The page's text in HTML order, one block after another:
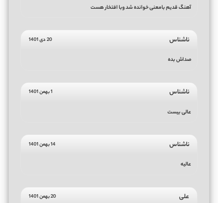
آهنگ قدیم بامعنی خوانده شد وبا افتخار هست
ناشناس 20 دی 1401
صداش بده
ناشناس 1 بهمن 1401
عالی بیست
ناشناس 14 بهمن 1401
عالیه
علی 20 بهمن 1401